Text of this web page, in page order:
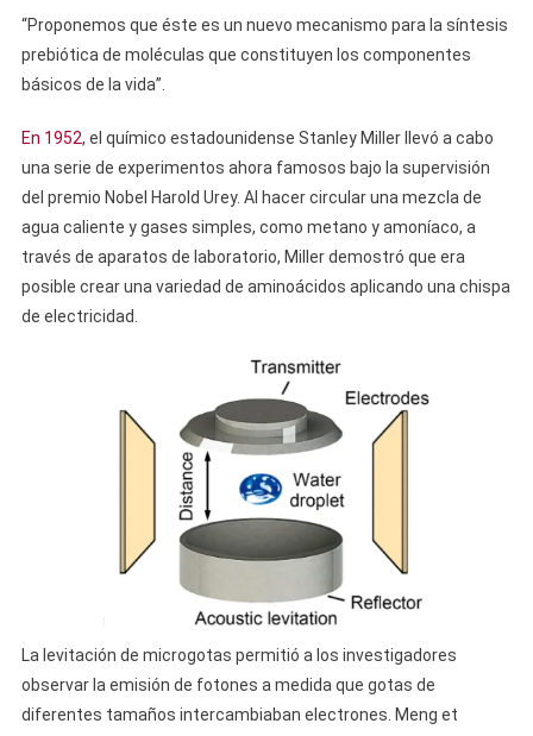
“Proponemos que éste es un nuevo mecanismo para la síntesis
prebiótica de moléculas que constituyen los componentes
básicos de la vida”.
En 1952, el químico estadounidense Stanley Miller llevó a cabo
una serie de experimentos ahora famosos bajo la supervisión
del premio Nobel Harold Urey. Al hacer circular una mezcla de
agua caliente y gases simples, como metano y amoníaco, a
través de aparatos de laboratorio, Miller demostró que era
posible crear una variedad de aminoácidos aplicando una chispa
de electricidad.
La levitación de microgotas permitió a los investigadores
observar la emisión de fotones a medida que gotas de
diferentes tamaños intercambiaban electrones. Meng et